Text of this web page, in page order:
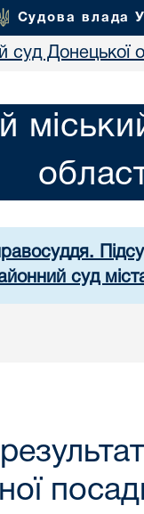
Судова влада
суд Донецької
суд